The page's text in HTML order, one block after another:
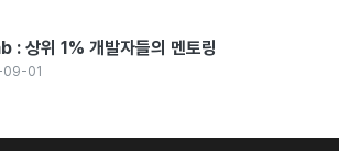
: 상위 1% 개발자들의 멘토링
01